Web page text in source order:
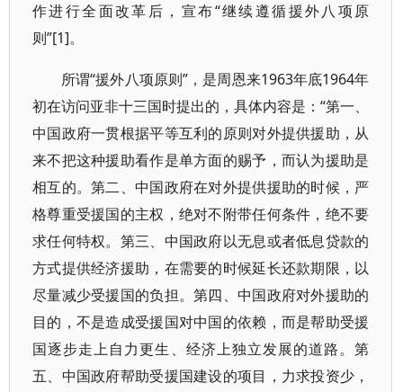
作进行全面改革后，宣布“继续遵循援外八项原
则”[1]。
所谓“援外八项原则”，是周恩来1963年底1964年
初在访问亚非十三国时提出的，具体内容是：“第一、
中国政府一贯根据平等互利的原则对外提供援助，从
来不把这种援助看作是单方面的赐予，而认为援助是
相互的。第二、中国政府在对外提供援助的时候，严
格尊重受援国的主权，绝对不附带任何条件，绝不要
求任何特权。第三、中国政府以无息或者低息贷款的
方式提供经济援助，在需要的时候延长还款期限，以
尽量减少受援国的负担。第四、中国政府对外援助的
目的，不是造成受援国对中国的依赖，而是帮助受援
国逐步走上自力更生、经济上独立发展的道路。第
五、中国政府帮助受援国建设的项目，力求投资少，